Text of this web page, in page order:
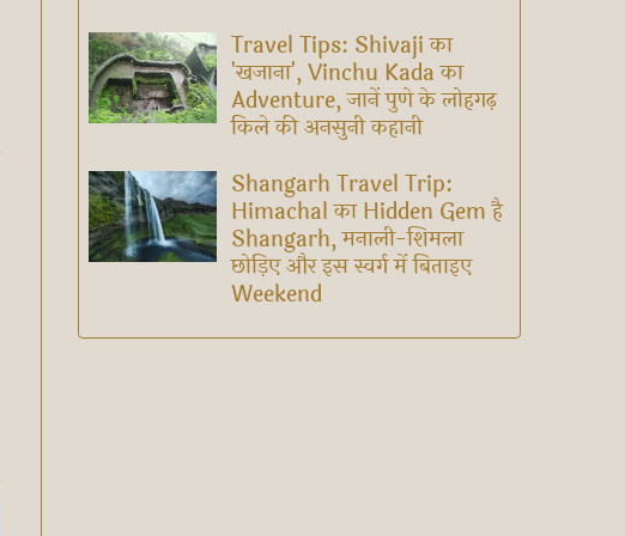
Travel Tips: Shivaji का
'खजाना', Vinchu Kada का
Adventure, जानें पुणे के लोहगढ़
किले की अनसुनी कहानी
Shangarh Travel Trip:
Himachal का Hidden Gem है
Shangarh, मनाली-शिमला
छोड़िए और इस स्वर्ग में बिताइए
Weekend